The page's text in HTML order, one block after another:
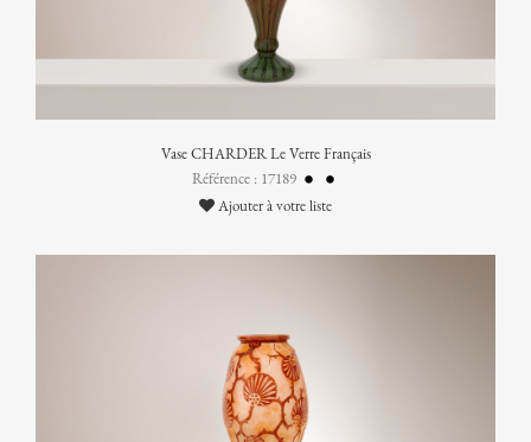
Vase CHARDER Le Verre Français
Référence : 17189
Ajouter à votre liste